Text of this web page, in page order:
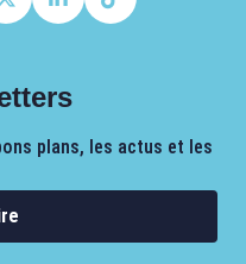
plans, les actus et les